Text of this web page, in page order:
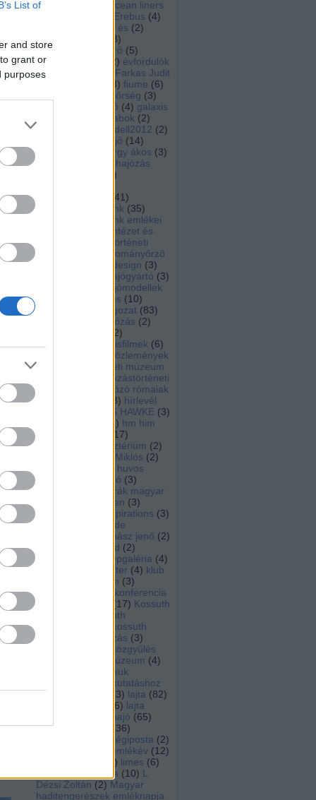
List of
and store
grant or
purposes
Encyclopedia of ocean liners
Erebus (4)
és (2)
eseménynaptár
3)
északnyugati átjáró (5)
Euróra Csoport
2) évfordulók
(17
Farkas Judit
3) fiume (6)
Folyamőrség (3)
Franklin-expedíció (4) galaxis
Gályarabok (2)
gomodell2012 (2)
gőzhajó (14)
györgy ákos (3)
hadihajózás
)
41)
haditengerészetünk (35)
haditengerészetünk emlékei
Hadtörténeti Intézet és
Hadtörténeti
hagyományőrző
hajodesign (3)
hajógyártó (3)
hajómodellek
hajómodellezés (10)
hajómodellező tagozat (83)
hajózás (2)
2)
hajózástörténeti kisfilmek (6)
hajózástörténeti közlemények
(
hajózástörténeti múzeum
hajózástörténeti
Hajózó rómaiak
3) hírlevél
HMS HAWKE (3)
) hm him
17)
honvédelmi minisztérium (2)
Horthy Miklós (2)
huvos
inforádió (3)
Innováció az osztrák magyar
haditengerészetben (3)
Inspirations (3)
Izolde
juhász jenő (2)
Jütland (2)
képgaléria (4)
klaszter (4) klub
komárom (3)
konferencia
(17) Kossuth
Kossuth
kossuth
koszorúzás (3)
közgyűlés
közlekedési múzeum (4)
kuk
kutatáshoz
modellépítéshez
3) lajta (82)
36) lajta
monitor múzeumhajó (65)
lajta ujjászületés
36)
légiposta (2)
leitha emlékév (12)
) limes (6)
Lusitania (10) L
Dézsi Zoltán (2) Magyar
haditengerészek emléknapja
a
a
2
is
a
a
a
a